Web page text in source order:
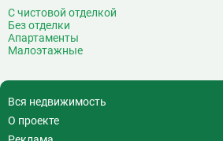
Каширская
Киевская
Китай-город
Кожуховская
Коломенская
Коммунарка
С чистовой отделкой
Без отделки
Апартаменты
Малоэтажные
Вся недвижимость
О проекте